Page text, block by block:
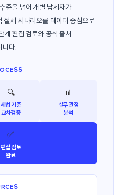
준을 넘어 개별 납세자가
절세 시나리오를 데이터 중심으로
계 편집 검토와 공식 출처
니다.
🔍
세법 기준
교차검증
📊
실무 관점
분석
✅
편집 검토
완료